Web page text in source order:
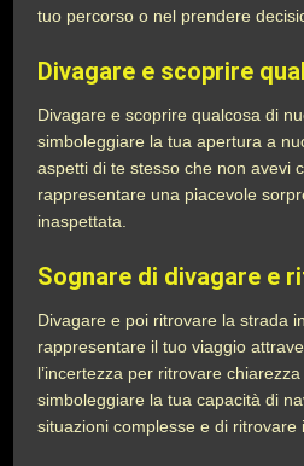
tuo percorso o nel prendere
Divagare e scoprire
Divagare e scoprire qualcosa di
simboleggiare la tua apertura a
aspetti di te stesso che non avevi
rappresentare una piacevole
inaspettata.
Sognare di divagare e
Divagare e poi ritrovare la strada
rappresentare il tuo viaggio
l’incertezza per ritrovare
simboleggiare la tua capacità di
situazioni complesse e di ritrovare